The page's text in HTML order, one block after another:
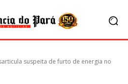
suspeita de furto de energia no